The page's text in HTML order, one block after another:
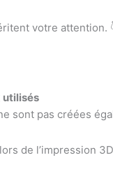
votre attention.
utilisés
sont pas créées
de l’impression